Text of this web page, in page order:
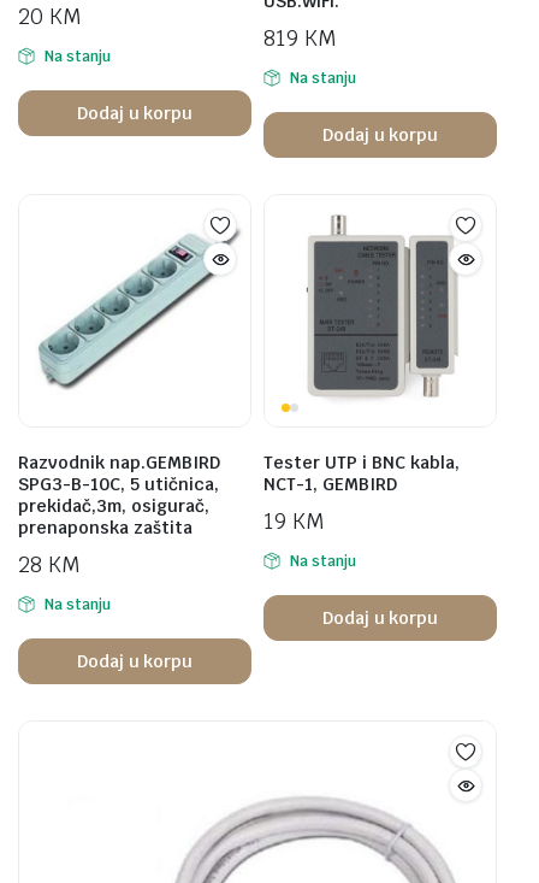
20 KM
Na stanju
Dodaj u korpu
819 KM
Na stanju
Dodaj u korpu
Razvodnik nap.GEMBIRD
SPG3-B-10C, 5 utičnica,
prekidač,3m, osigurač,
prenaponska zaštita
28 KM
Na stanju
Dodaj u korpu
Tester UTP i BNC kabla,
NCT-1, GEMBIRD
19 KM
Na stanju
Dodaj u korpu